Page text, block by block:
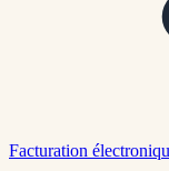
Facturation